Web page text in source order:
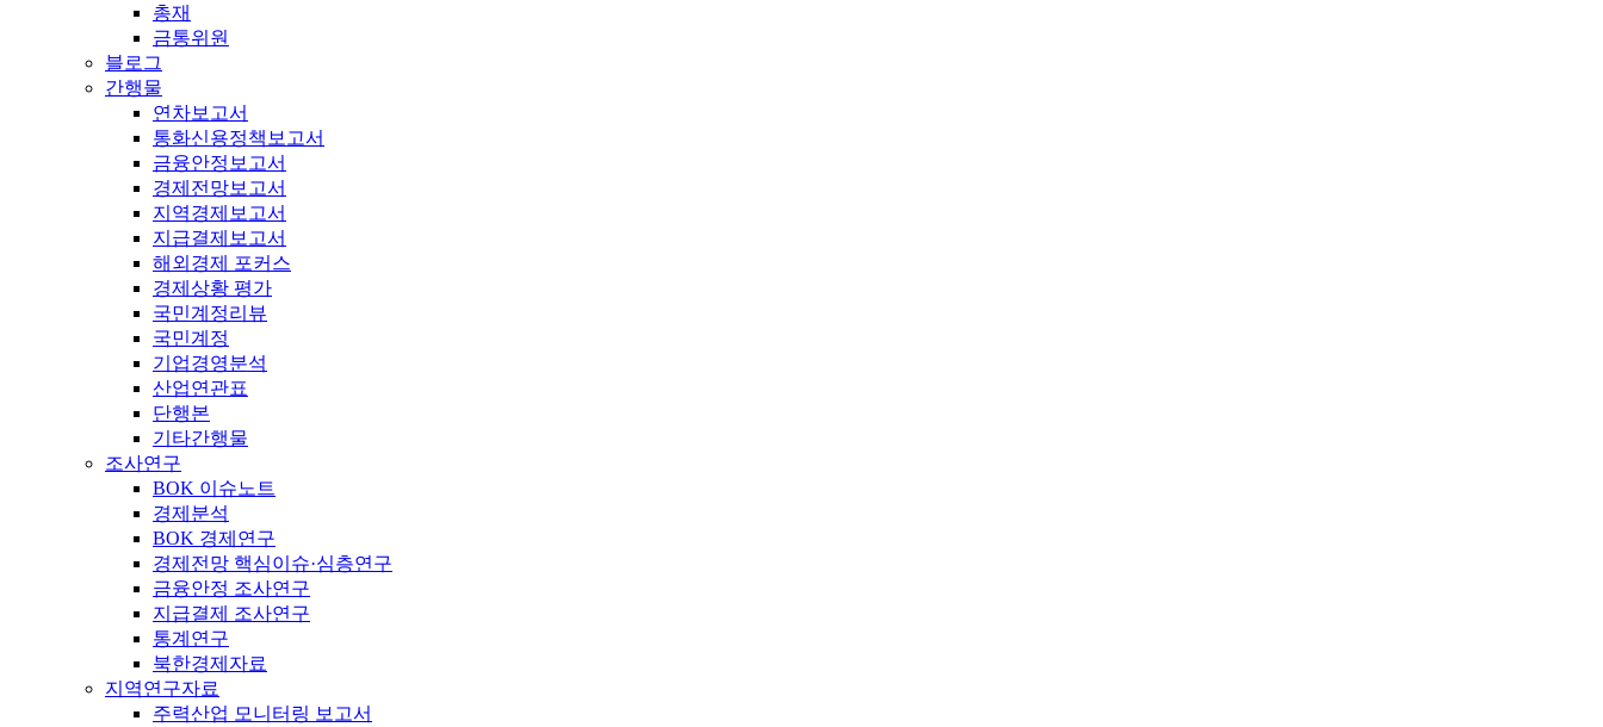
총재
금통위원
블로그
간행물
연차보고서
통화신용정책보고서
금융안정보고서
경제전망보고서
지역경제보고서
지급결제보고서
해외경제 포커스
경제상황 평가
국민계정리뷰
국민계정
기업경영분석
산업연관표
단행본
기타간행물
조사연구
BOK 이슈노트
경제분석
BOK 경제연구
경제전망 핵심이슈·심층연구
금융안정 조사연구
지급결제 조사연구
통계연구
북한경제자료
지역연구자료
주력산업 모니터링 보고서